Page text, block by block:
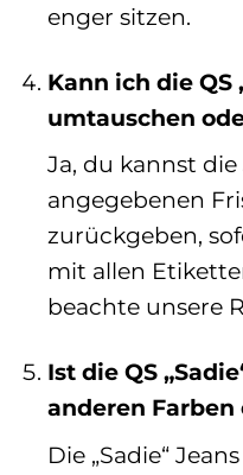
enger sitzen.
Kann ich die QS
umtauschen
Ja, du kannst
angegebenen
zurückgeben,
mit allen
beachte unsere
Ist die QS
anderen
Die „Sadie“